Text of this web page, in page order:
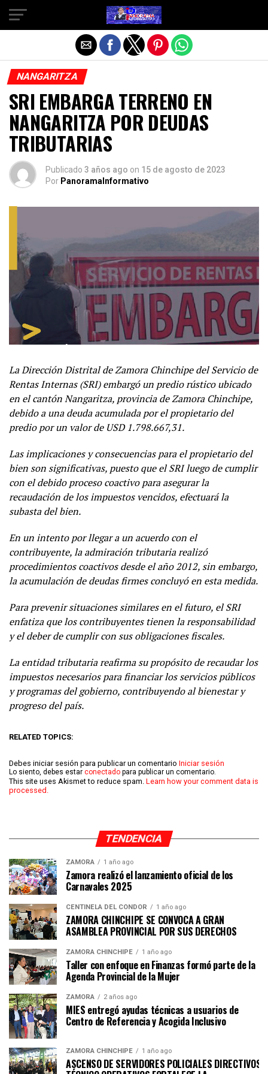
NANGARITZA
SRI EMBARGA TERRENO EN
NANGARITZA POR DEUDAS
TRIBUTARIAS
Publicado 3 años ago on 15 de agosto de 2023
Por PanoramaInformativo
La Dirección Distrital de Zamora Chinchipe del Servicio de
Rentas Internas (SRI) embargó un predio rústico ubicado
en el cantón Nangaritza, provincia de Zamora Chinchipe,
debido a una deuda acumulada por el propietario del
predio por un valor de USD 1.798.667,31.
Las implicaciones y consecuencias para el propietario del
bien son significativas, puesto que el SRI luego de cumplir
con el debido proceso coactivo para asegurar la
recaudación de los impuestos vencidos, efectuará la
subasta del bien.
En un intento por llegar a un acuerdo con el
contribuyente, la admiración tributaria realizó
procedimientos coactivos desde el año 2012, sin embargo,
la acumulación de deudas firmes concluyó en esta medida.
Para prevenir situaciones similares en el futuro, el SRI
enfatiza que los contribuyentes tienen la responsabilidad
y el deber de cumplir con sus obligaciones fiscales.
La entidad tributaria reafirma su propósito de recaudar los
impuestos necesarios para financiar los servicios públicos
y programas del gobierno, contribuyendo al bienestar y
progreso del país.
RELATED TOPICS:
Debes iniciar sesión para publicar un comentario Iniciar sesión
Lo siento, debes estar conectado para publicar un comentario.
This site uses Akismet to reduce spam. Learn how your comment data is
processed.
TENDENCIA
ZAMORA 1 año ago
Zamora realizó el lanzamiento oficial de los
Carnavales 2025
CENTINELA DEL CÓNDOR 1 año ago
ZAMORA CHINCHIPE SE CONVOCA A GRAN
ASAMBLEA PROVINCIAL POR SUS DERECHOS
ZAMORA CHINCHIPE 1 año ago
Taller con enfoque en Finanzas formó parte de la
Agenda Provincial de la Mujer
ZAMORA 2 años ago
MIES entregó ayudas técnicas a usuarios de
Centro de Referencia y Acogida Inclusivo
ZAMORA CHINCHIPE 1 año ago
ASCENSO DE SERVIDORES POLICIALES DIRECTIVOS Y
Salir de la versión móvil